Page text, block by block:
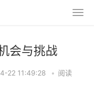
会与挑战
22 11:49:28 • 阅读